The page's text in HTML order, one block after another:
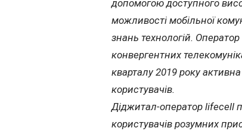
допомогою доступного
можливості мобільної
знань технологій.
конвергентних
кварталу 2019 року
користувачів.
Діджитал-оператор lifecell
користувачів розумних